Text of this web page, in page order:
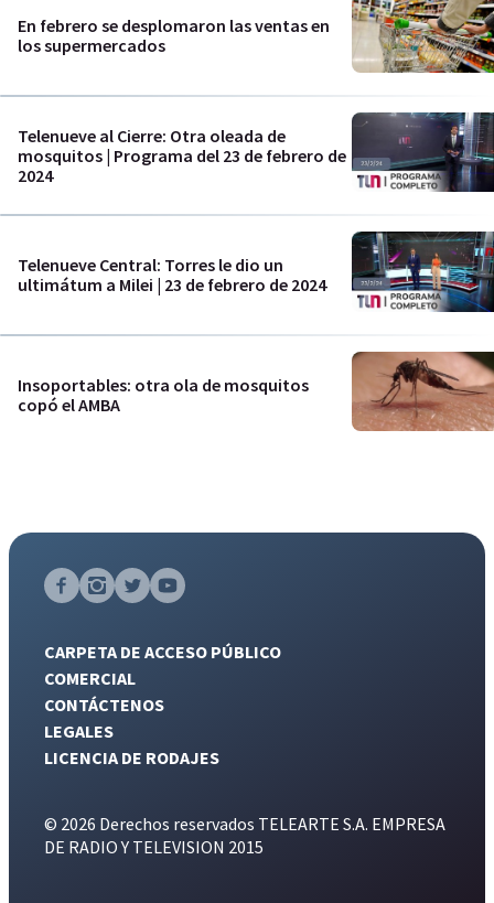
En febrero se desplomaron las ventas en
los supermercados
Telenueve al Cierre: Otra oleada de
mosquitos | Programa del 23 de febrero de
2024
Telenueve Central: Torres le dio un
ultimátum a Milei | 23 de febrero de 2024
Insoportables: otra ola de mosquitos
copó el AMBA
CARPETA DE ACCESO PÚBLICO
COMERCIAL
CONTÁCTENOS
LEGALES
LICENCIA DE RODAJES
© 2026 Derechos reservados TELEARTE S.A. EMPRESA
DE RADIO Y TELEVISION 2015